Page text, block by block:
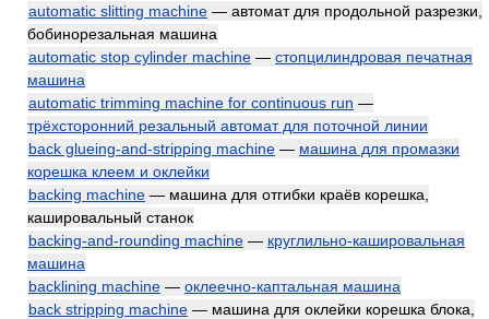
automatic slitting machine — автомат для продольной разрезки,
бобинорезальная машина
automatic stop cylinder machine — стопцилиндровая печатная
машина
automatic trimming machine for continuous run —
трёхсторонний резальный автомат для поточной линии
back glueing-and-stripping machine — машина для промазки
корешка клеем и оклейки
backing machine — машина для отгибки краёв корешка,
кашировальный станок
backing-and-rounding machine — круглильно-кашировальная
машина
backlining machine — оклеечно-каптальная машина
back stripping machine — машина для оклейки корешка блока,